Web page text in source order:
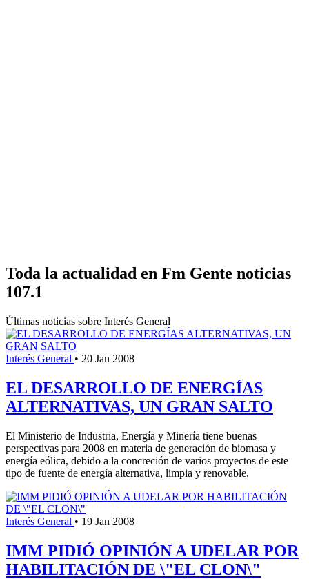
Toda la actualidad en Fm Gente noticias
107.1
Últimas noticias sobre Interés General
Interés General • 20 Jan 2008
EL DESARROLLO DE ENERGÍAS
ALTERNATIVAS, UN GRAN SALTO
El Ministerio de Industria, Energía y Minería tiene buenas
perspectivas para 2008 en materia de generación de biomasa y
energía eólica, debido a la concreción de varios proyectos de este
tipo de fuente de energía alternativa, limpia y renovable.
Interés General • 19 Jan 2008
IMM PIDIÓ OPINIÓN A UDELAR POR
HABILITACIÓN DE \"EL CLON\"